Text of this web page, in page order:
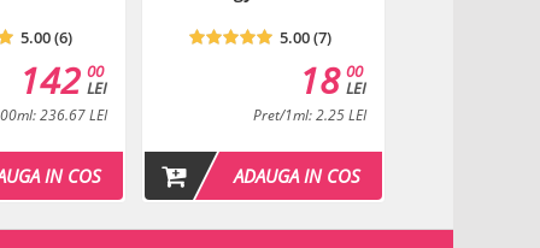
Phenoxyethanol, Glutathione, Panthenol, Biotin,
Mannuronate
5.00 (6)
00
LEI
142
236.67 LEI
IN COS
5.00 (7)
00
LEI
18
Pret/1ml: 2.25 LEI
ADAUGA IN COS